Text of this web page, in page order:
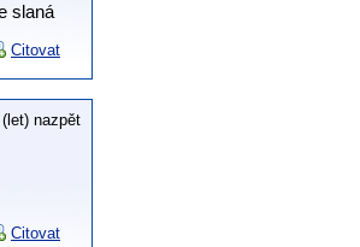
slaná
Citovat
nazpět
Citovat